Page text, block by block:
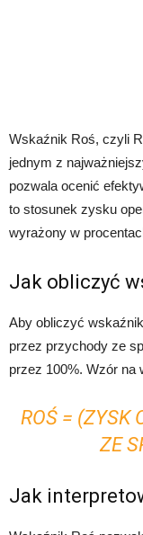
Wskaźnik Roś, czyli
jednym z
pozwala ocenić
to stosunek zysku
wyrażony w
Jak obliczyć
Aby obliczyć
przez przychody ze
przez 100%. Wzór na
ROŚ = (ZYSK
ZE
Jak